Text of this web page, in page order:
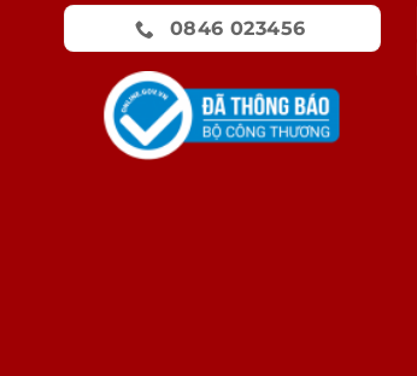
0846 023456